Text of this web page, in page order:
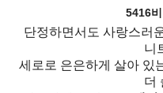
5416
단정하면서도 사랑스러
니
세로로 은은하게 살아 있
더